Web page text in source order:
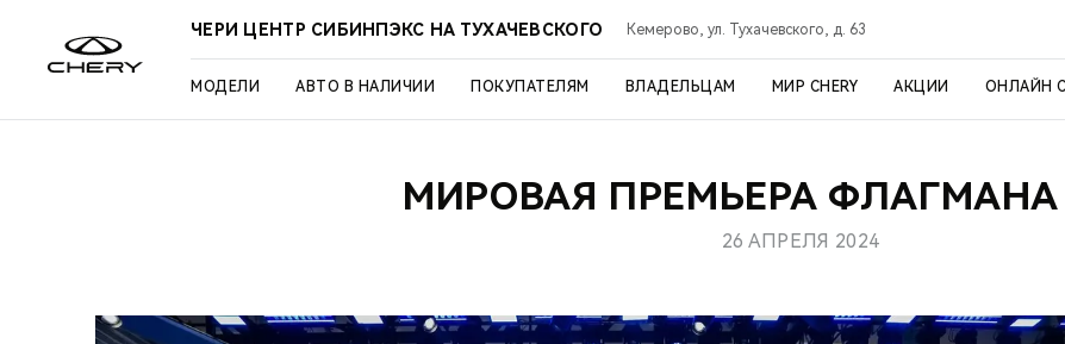
ЧЕРИ ЦЕНТР СИБИНПЭКС НА ТУХАЧЕВСКОГО Кемерово, ул. Тухачевского, д. 63
МОДЕЛИ АВТО В НАЛИЧИИ ПОКУПАТЕЛЯМ ВЛАДЕЛЬЦАМ МИР CHERY АКЦИИ ОНЛАЙН
МИРОВАЯ ПРЕМЬЕРА ФЛАГМАНА
26 АПРЕЛЯ 2024